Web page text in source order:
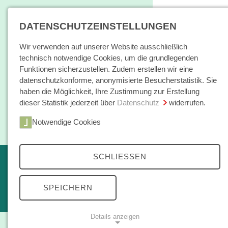
Home
Bücher / E-Books
Themen
kleine reihe
Open Access
DATENSCHUTZEINSTELLUNGEN
Wir verwenden auf unserer Website ausschließlich
technisch notwendige Cookies, um die grundlegenden
Funktionen sicherzustellen. Zudem erstellen wir eine
datenschutzkonforme, anonymisierte Besucherstatistik. Sie
haben die Möglichkeit, Ihre Zustimmung zur Erstellung
dieser Statistik jederzeit über Datenschutz widerrufen.
Notwendige Cookies
SCHLIESSEN
SPEICHERN
Details anzeigen